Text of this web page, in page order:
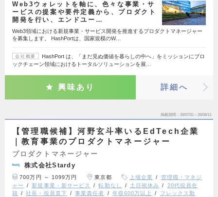
Web3ウォレットを軸に、色々な事業・サ
ービスの提案や要件定義から、プロダクト
開発を行い、エンドユー…
Web3領域における新規事業・サービス開発を推進するプロダクトマネージャー
を募集します。 HashPortは、国家規模のW…
会社概要
HashPort は、「まだ見ぬ価値を暮らしの中へ」をミッションにブロ
ックチェーン領域におけるトータルソリューションを展…
興味あり 詳細へ
掲載期間 26/07/31～26/08/13
【管理職候補】河野玄斗率いるEdTech企業
｜教育事業のプロダクトマネージャー
プロダクトマネージャー
株式会社Stardy
700万円 ～ 1099万円 東京都 上場企業
管理職・マネジ
ャー
新規事業・新サービス 転勤なし 土日祝休み
20代役員在
籍
社長・役員直下 事業責任者 年収600万以上
フレックス勤